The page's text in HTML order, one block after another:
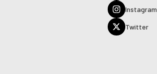
Instagram
Twitter